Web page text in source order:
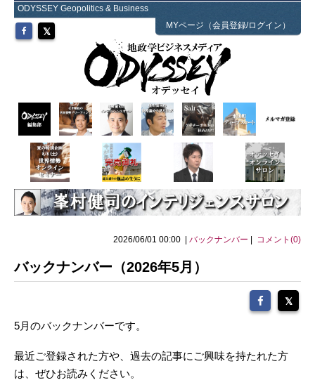
ODYSSEY Geopolitics & Business
MYページ（会員登録/ログイン）
2026/06/01 00:00 | バックナンバー コメント(0)
バックナンバー（2026年5月）
5月のバックナンバーです。
最近ご登録された方や、過去の記事にご興味を持たれた方
は、ぜひお読みください。